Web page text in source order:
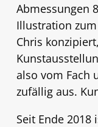
Abmessungen
Illustration
Chris
also vom Fach
zufällig aus.
Seit Ende